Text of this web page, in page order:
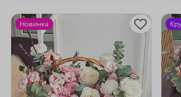
Новинка